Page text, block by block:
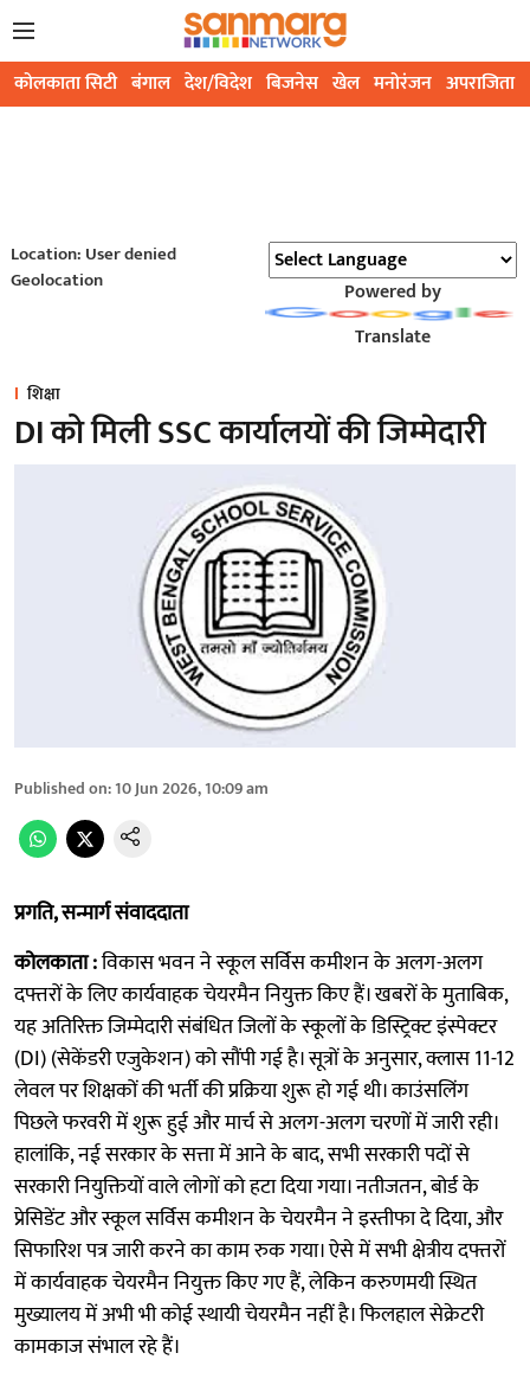
कोलकाता सिटी बंगाल देश/विदेश बिजनेस खेल मनोरंजन अपराजिता
Location: User denied
Geolocation
Powered by
Translate
शिक्षा
DI को मिली SSC कार्यालयों की जिम्मेदारी
Published on:10 Jun 2026, 10:09 am
प्रगति, सन्मार्ग संवाददाता
कोलकाता :विकास भवन ने स्कूल सर्विस कमीशन के अलग-अलग
दफ्तरों के लिए कार्यवाहक चेयरमैन नियुक्त किए हैं। खबरों के मुताबिक,
यह अतिरिक्त जिम्मेदारी संबंधित जिलों के स्कूलों के डिस्ट्रिक्ट इंस्पेक्टर
(DI) (सेकेंडरी एजुकेशन) को सौंपी गई है। सूत्रों के अनुसार, क्लास 11-12
लेवल पर शिक्षकों की भर्ती की प्रक्रिया शुरू हो गई थी। काउंसलिंग
पिछले फरवरी में शुरू हुई और मार्च से अलग-अलग चरणों में जारी रही।
हालांकि, नई सरकार के सत्ता में आने के बाद, सभी सरकारी पदों से
सरकारी नियुक्तियों वाले लोगों को हटा दिया गया। नतीजतन, बोर्ड के
प्रेसिडेंट और स्कूल सर्विस कमीशन के चेयरमैन ने इस्तीफा दे दिया, और
सिफारिश पत्र जारी करने का काम रुक गया। ऐसे में सभी क्षेत्रीय दफ्तरों
में कार्यवाहक चेयरमैन नियुक्त किए गए हैं, लेकिन करुणमयी स्थित
मुख्यालय में अभी भी कोई स्थायी चेयरमैन नहीं है। फिलहाल सेक्रेटरी
कामकाज संभाल रहे हैं।